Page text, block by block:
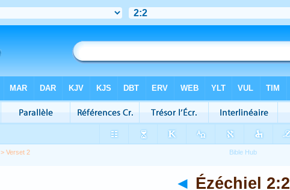
> Verset 2
◄ Ézéchiel 2:2